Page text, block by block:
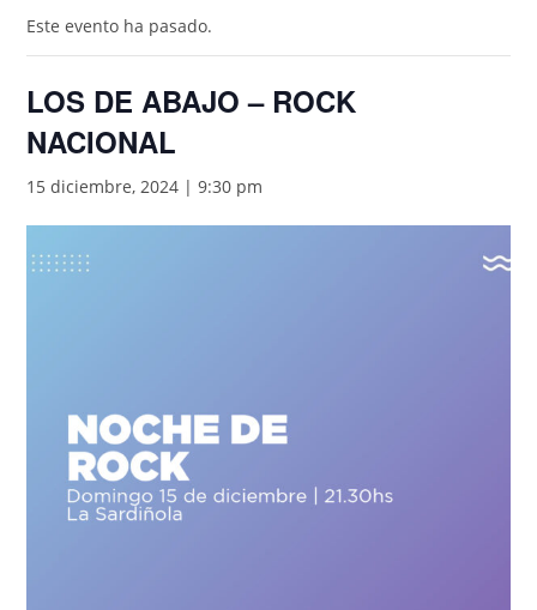
Este evento ha pasado.
LOS DE ABAJO – ROCK
NACIONAL
15 diciembre, 2024 | 9:30 pm